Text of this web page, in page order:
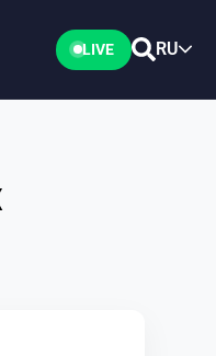
LIVE RU